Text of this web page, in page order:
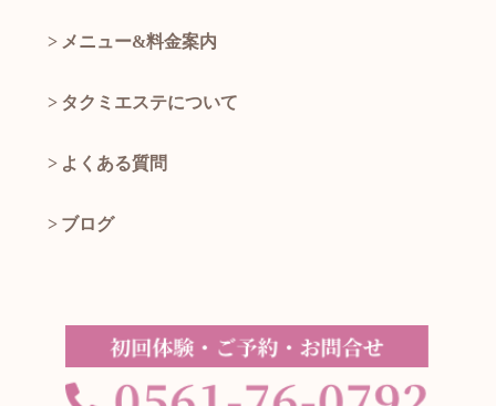
メニュー&料金案内
タクミエステについて
よくある質問
ブログ